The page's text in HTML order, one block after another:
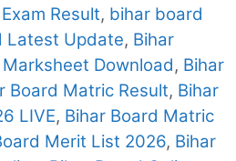
Result, bihar board
Latest Update, Bihar
Download, Bihar
Board Matric Result, Bihar
LIVE, Bihar Board Matric
Merit List 2026, Bihar